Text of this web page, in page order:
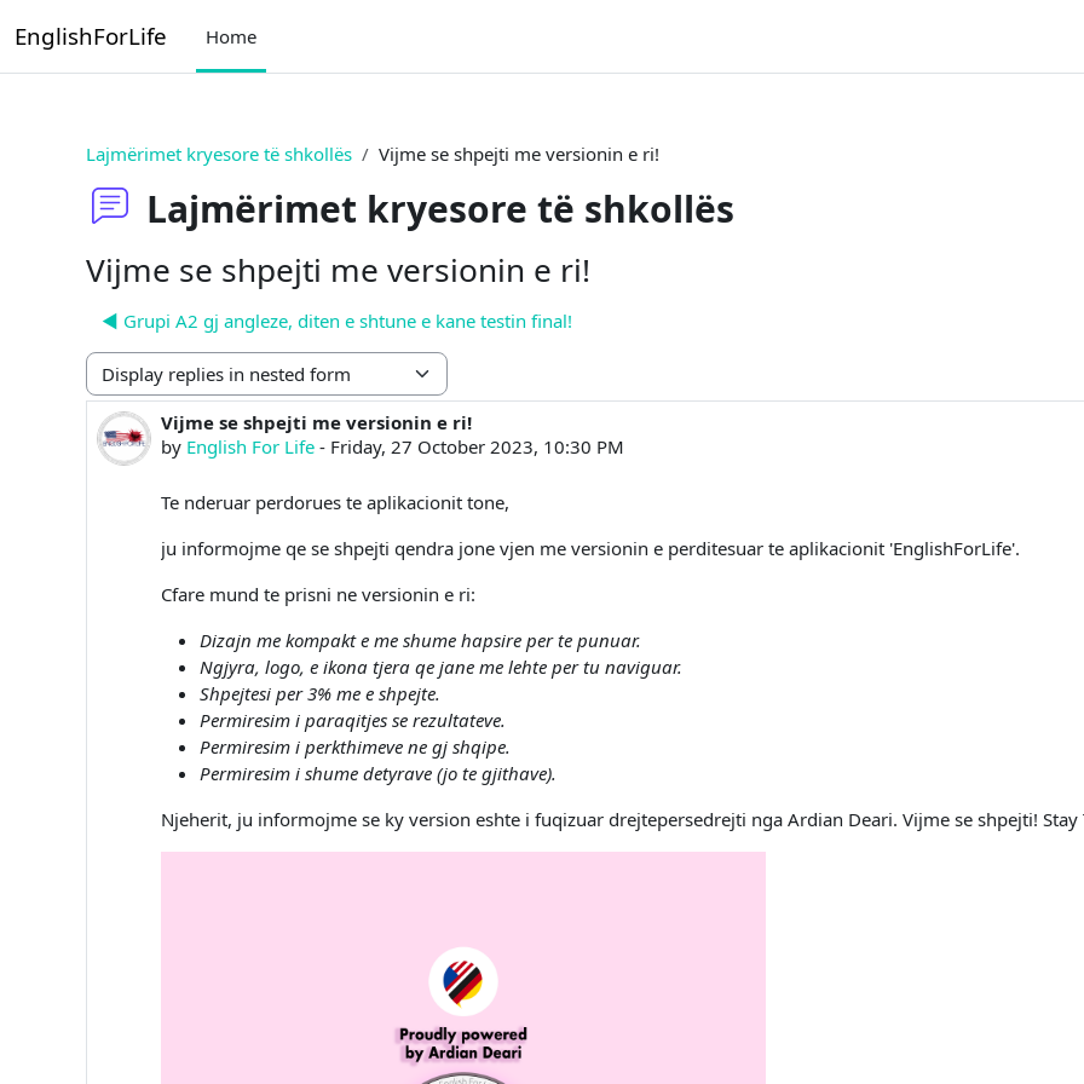
EnglishForLife Home
Lajmërimet kryesore të shkollës Vijme se shpejti me versionin e ri!
Lajmërimet kryesore të shkollës
Vijme se shpejti me versionin e ri!
◀︎ Grupi A2 gj angleze, diten e shtune e kane testin final!
Display mode
Vijme se shpejti me versionin e ri!
by English For Life - Friday, 27 October 2023, 10:30 PM
Number of replies: 0
Te nderuar perdorues te aplikacionit tone,
ju informojme qe se shpejti qendra jone vjen me versionin e perditesuar te aplikacionit 'EnglishForLife'.
Cfare mund te prisni ne versionin e ri:
Dizajn me kompakt e me shume hapsire per te punuar.
Ngjyra, logo, e ikona tjera qe jane me lehte per tu naviguar.
Shpejtesi per 3% me e shpejte.
Permiresim i paraqitjes se rezultateve.
Permiresim i perkthimeve ne gj shqipe.
Permiresim i shume detyrave (jo te gjithave).
Njeherit, ju informojme se ky version eshte i fuqizuar drejtepersedrejti nga Ardian Deari. Vijme se shpejti! Stay